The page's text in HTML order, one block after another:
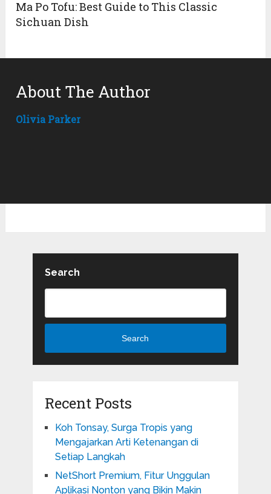
Ma Po Tofu: Best Guide to This Classic
Sichuan Dish
About The Author
Olivia Parker
Search
Search
Recent Posts
Koh Tonsay, Surga Tropis yang
Mengajarkan Arti Ketenangan di
Setiap Langkah
NetShort Premium, Fitur Unggulan
Aplikasi Nonton yang Bikin Makin